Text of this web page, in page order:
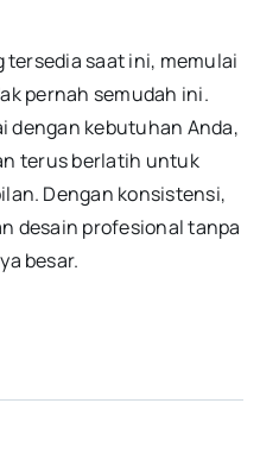
tersedia saat ini, memulai
pernah semudah ini.
dengan kebutuhan Anda,
terus berlatih untuk
Dengan konsistensi,
desain profesional tanpa
besar.